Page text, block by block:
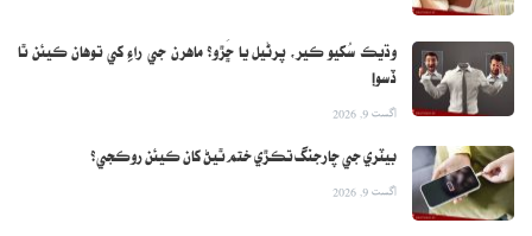
وڌيڪ سُکيو ڪير، پرڻيل يا ڇَڙو؟ ماهرن جي راءِ کي توهان ڪيئن ٿا
ڏسو!
اگست 9, 2026
بيٽري جي چارجنگ تڪڙي ختم ٿيڻ کان ڪيئن روڪجي؟
اگست 9, 2026